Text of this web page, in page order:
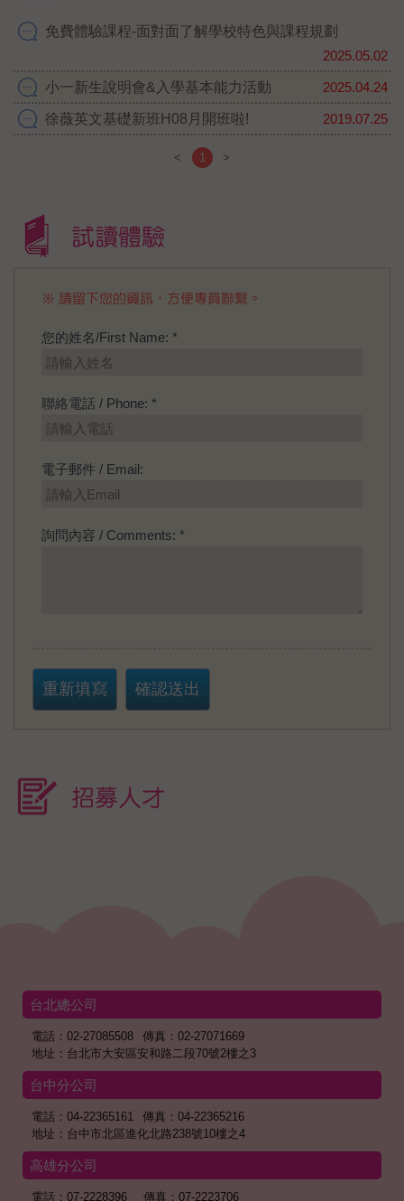
免費體驗課程-面對面了解學校特色與課程規劃
2025.05.02
小一新生說明會&入學基本能力活動 2025.04.24
徐薇英文基礎新班H08月開班啦! 2019.07.25
< 1 >
試讀體驗
※ 請留下您的資訊，方便專員聯繫。
您的姓名/First Name: *
聯絡電話 / Phone: *
電子郵件 / Email:
詢問內容 / Comments: *
重新填寫 確認送出
招募人才
台北總公司
電話：02-27085508
傳真：02-27071669
地址：台北市大安區安和路二段70號2樓之3
台中分公司
電話：04-22365161
傳真：04-22365216
地址：台中市北區進化北路238號10樓之4
高雄分公司
電話：07-2228396 傳真：07-2223706
https://forms.gle/Bs5KLz7JvEFyj5wq6
#家長熱烈
參與 #下一場5月24日 #入學準備從現在開
始 #徐薇英文 #安親班 #立進分校 #英文班